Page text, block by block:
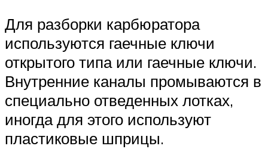
Для разборки карбюратора
используются гаечные ключи
открытого типа или гаечные ключи.
Внутренние каналы промываются в
специально отведенных лотках,
иногда для этого используют
пластиковые шприцы.